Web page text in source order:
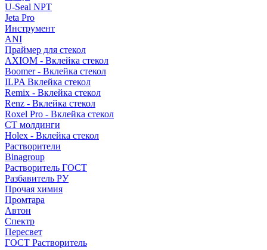
U-Seal NPT
Jeta Pro
Инструмент
ANI
Праймер для стекол
AXIOM - Вклейка стекол
Boomer - Вклейка стекол
ILPA Вклейка стекол
Remix - Вклейка стекол
Renz - Вклейка стекол
Roxel Pro - Вклейка стекол
СТ молдинги
Holex - Вклейка стекол
Растворители
Binagroup
Растворитель ГОСТ
Разбавитель РУ
Прочая химия
Промтара
Автон
Спектр
Пересвет
ГОСТ Растворитель